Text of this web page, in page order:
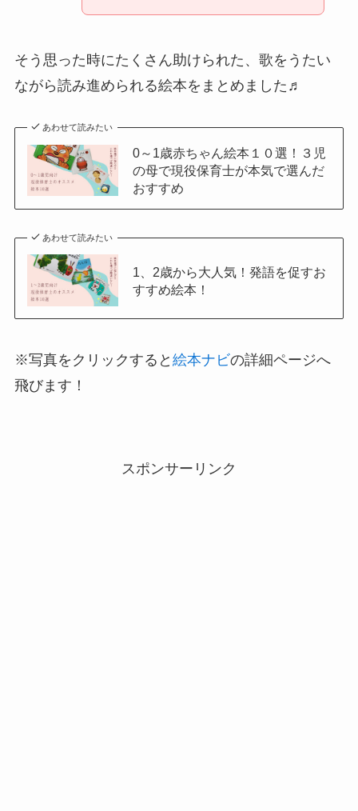
そう思った時にたくさん助けられた、歌をうたい
ながら読み進められる絵本をまとめました♬
あわせて読みたい
0～1歳赤ちゃん絵本１０選！３児
の母で現役保育士が本気で選んだ
おすすめ
あわせて読みたい
1、2歳から大人気！発語を促すお
すすめ絵本！
※写真をクリックすると 絵本ナビの詳細ページへ
飛びます！
スポンサーリンク